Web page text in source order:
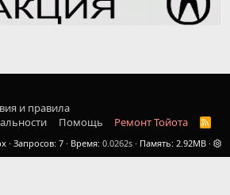
и правила
Помощь Ремонт Тойота
R
S
S
Запросов 7 Время 0.0262s Память 2.92MB